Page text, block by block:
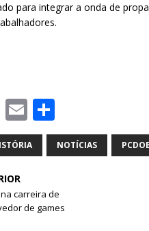
para integrar a onda de
T
w
it
te
r
E
m
ai
h
ar
NOTÍCIAS
carreira de
de games